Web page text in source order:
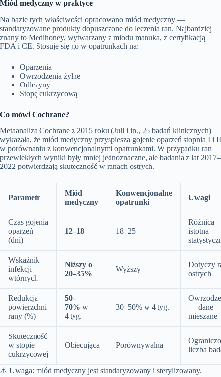
Miód medyczny w praktyce
Na bazie tych właściwości opracowano miód medyczny —
standaryzowane produkty dopuszczone do leczenia ran. Najbardziej
znany to Medihoney, wytwarzany z miodu manuka, z certyfikacją
FDA i CE. Stosuje się go w opatrunkach na:
Oparzenia
Owrzodzenia żylne
Odleżyny
Stopę cukrzycową
Co mówi Cochrane?
Metaanaliza Cochrane z 2015 roku (Jull i in., 26 badań klinicznych)
wykazała, że miód medyczny przyspiesza gojenie oparzeń stopnia I i II
w porównaniu z konwencjonalnymi opatrunkami. W przypadku ran
przewlekłych wyniki były mniej jednoznaczne, ale badania z lat 2017–
2022 potwierdzają skuteczność w ranach ostrych.
Parametr
Miód
medyczny
Konwencjonalne
opatrunki
Uwagi
Czas gojenia
oparzeń
(dni)
12–18 18–25
Różnica
istotna
Wskaźnik
infekcji
wtórnych
Niższy o
20–35%
Wyższy
Dotyczy
ostrych
Redukcja
powierzchni
rany (%)
50–
70% w
4 tyg.
30–50% w 4 tyg.
— dane
mieszane
Skuteczność
w stopie
cukrzycowej
Obiecująca Porównywalna
liczba
⚠️ Uwaga: miód medyczny jest standaryzowany i sterylizowany.